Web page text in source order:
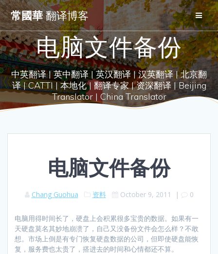
Skip
to
content
常國華翻译博客
电脑文件备份
中英翻译 | 英中翻译 | 英汉翻译 | 汉英翻译 | 北京翻
译 | CATTI | 本地化 | 翻译专家 | 资深翻译 | Beijing
Translator | China Translator
电脑文件备份
Chang Guohua 资料 October 9, 2011 | 0
电脑用得时间长了，硬盘上会积累很多宝贵的数据。如果有一
天硬盘莫名其妙地崩溃了，自己又没备份文件会怎么样？不敢
想。市场上倒是有专门恢复硬盘数据的公司，但即使硬盘能恢
复，服务费也太贵了，搭进去的时间和心情都还不算。